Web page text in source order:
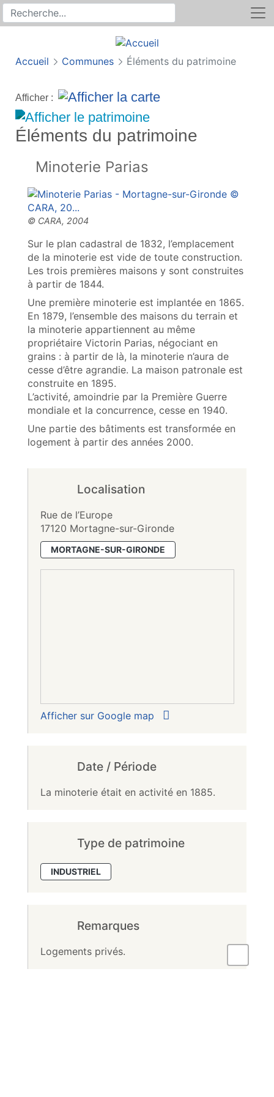
Recherche sur le site
Rechercher
Accueil Communes Éléments du patrimoine
Afficher :
Éléments du patrimoine
Minoterie Parias
Sur le plan cadastral de 1832, l’emplacement
de la minoterie est vide de toute construction.
Les trois premières maisons y sont construites
à partir de 1844.
Une première minoterie est implantée en 1865.
En 1879, l’ensemble des maisons du terrain et
la minoterie appartiennent au même
propriétaire Victorin Parias, négociant en
grains : à partir de là, la minoterie n’aura de
cesse d’être agrandie. La maison patronale est
construite en 1895.
L’activité, amoindrie par la Première Guerre
mondiale et la concurrence, cesse en 1940.
Une partie des bâtiments est transformée en
logement à partir des années 2000.
Localisation
Rue de l’Europe
17120 Mortagne-sur-Gironde
MORTAGNE-SUR-GIRONDE
Afficher sur Google map
Date / Période
La minoterie était en activité en 1885.
Type de patrimoine
INDUSTRIEL
Remarques
Logements privés.